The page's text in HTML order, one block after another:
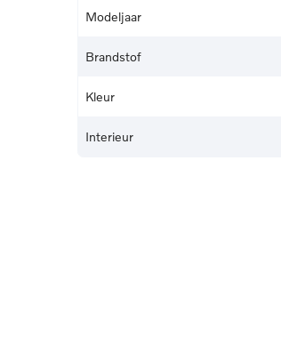
Modeljaar
Brandstof
Kleur
Interieur